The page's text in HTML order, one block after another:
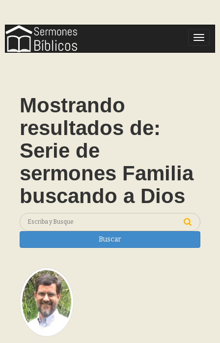
Mostrando
resultados de:
Serie de
sermones Familia
buscando a Dios
Buscar